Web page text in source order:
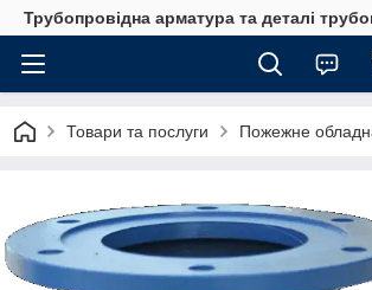
Трубопровідна арматура та деталі
Товари та послуги Пожежне